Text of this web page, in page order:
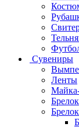
Сувениры
Ленты
Брелок